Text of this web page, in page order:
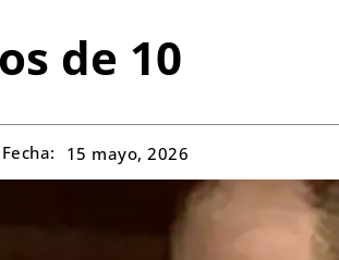
de 10
Fecha: 15 mayo, 2026